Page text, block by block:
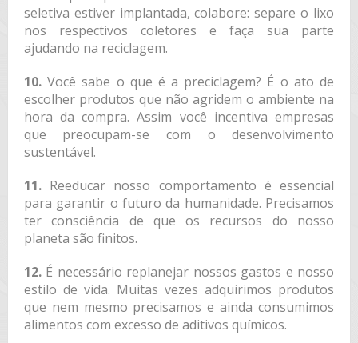
seletiva estiver implantada, colabore: separe o lixo
nos respectivos coletores e faça sua parte
ajudando na reciclagem.
10.Você sabe o que é a preciclagem? É o ato de
escolher produtos que não agridem o ambiente na
hora da compra. Assim você incentiva empresas
que preocupam-se com o desenvolvimento
sustentável.
11.Reeducar nosso comportamento é essencial
para garantir o futuro da humanidade. Precisamos
ter consciência de que os recursos do nosso
planeta são finitos.
12.É necessário replanejar nossos gastos e nosso
estilo de vida. Muitas vezes adquirimos produtos
que nem mesmo precisamos e ainda consumimos
alimentos com excesso de aditivos químicos.